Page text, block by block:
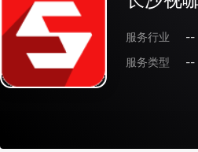
服务行业
--
服务类型
--